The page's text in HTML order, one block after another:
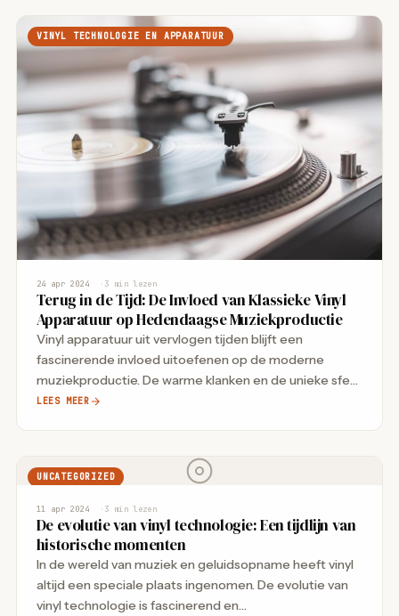
VINYL TECHNOLOGIE EN APPARATUUR
24 apr 2024 3 min lezen
Terug in de Tijd: De Invloed van Klassieke Vinyl
Apparatuur op Hedendaagse Muziekproductie
Vinyl apparatuur uit vervlogen tijden blijft een
fascinerende invloed uitoefenen op de moderne
muziekproductie. De warme klanken en de unieke sfeer
die…
LEES MEER
UNCATEGORIZED
11 apr 2024 3 min lezen
De evolutie van vinyl technologie: Een tijdlijn van
historische momenten
In de wereld van muziek en geluidsopname heeft vinyl
altijd een speciale plaats ingenomen. De evolutie van
vinyl technologie is fascinerend en…